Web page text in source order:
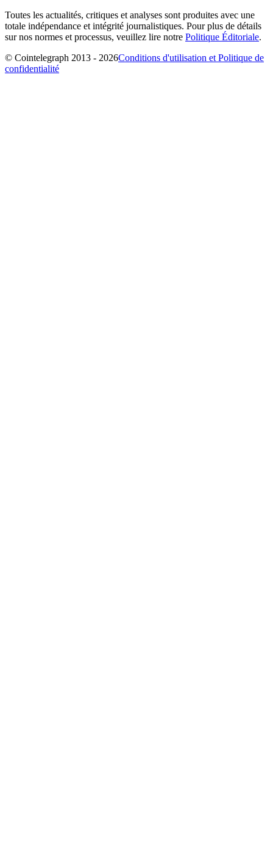
Toutes les actualités, critiques et analyses sont produites avec une
totale indépendance et intégrité journalistiques. Pour plus de détails
sur nos normes et processus, veuillez lire notre Politique Éditoriale.
© Cointelegraph 2013 - 2026Conditions d'utilisation et Politique de
confidentialité